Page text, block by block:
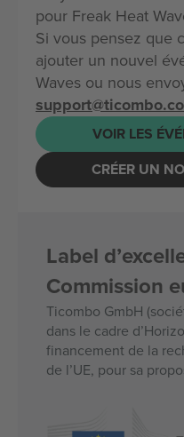
pour Freak Heat
Si vous pensez que
ajouter un nouvel
Waves ou nous
VOIR LES
CRÉER UN
Label
Commission
Ticombo GmbH
dans le cadre
financement de la
de l’UE, pour sa